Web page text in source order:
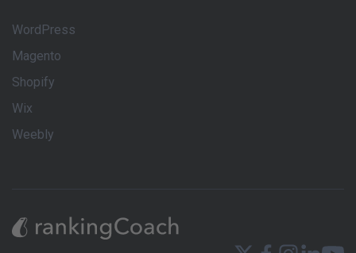
WordPress
Magento
Shopify
Wix
Weebly